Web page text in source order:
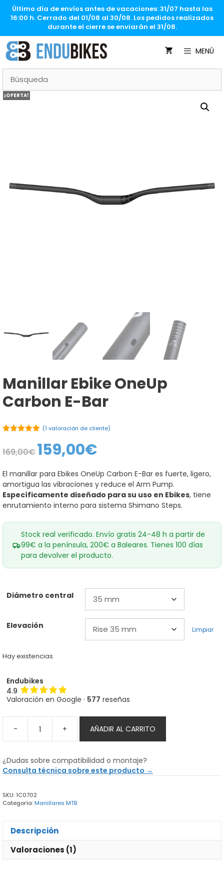
SaltarÚltimo día de envíos antes de vacaciones: 31/07 hasta las
16:00 h. Cerrado del 01/08 al 30/08. Los pedidos realizados
durante el cierre se enviarán el 31/08.
MENÚ
¡OFERTA!
Manillar Ebike OneUp
Carbon E-Bar
(1 valoración de cliente)
169,00€
El
precio
169,00€.
159,00€El
precio
es:
159,00€.
El manillar para Ebikes OneUp Carbon E-Bar es fuerte, ligero,
amortigua las vibraciones y reduce el Arm Pump.
Específicamente diseñado para su uso en Ebikes, tiene
enrutamiento interno para sistema Shimano Steps.
Stock real verificado. Envío gratis 24-48 h a partir de
99€ a la península, 200€ a Baleares. Tienes 100 días
para devolver el producto.
Diámetro central
Elevación Limpiar
Hay existencias
Endubikes
4.9
Valoración en Google · 577 reseñas
-
Manillar
Ebike
Carbon
E-
+ AÑADIR AL CARRITO
¿Dudas sobre compatibilidad o montaje?
Consulta técnica sobre este producto →
SKU:1C0702
Categoría:Manillares MTB
Descripción
Valoraciones (1)